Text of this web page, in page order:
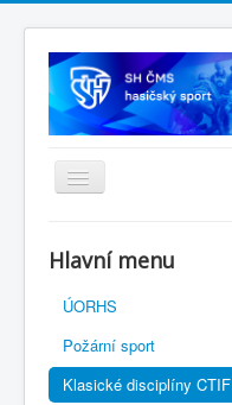
SH ČMS
Hlavní menu
ÚORHS
Požární sport
Klasické disciplíny CTIF